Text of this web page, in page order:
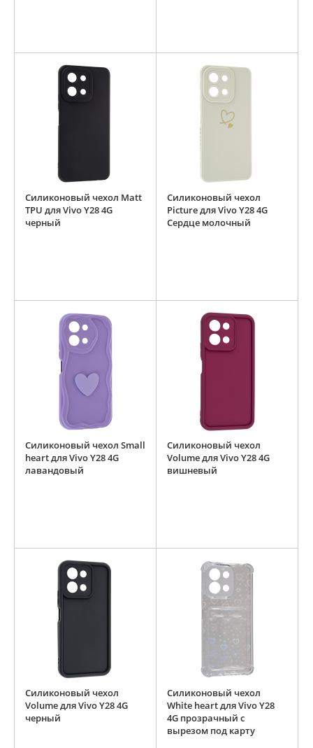
Силиконовый чехол Matt
TPU для Vivo Y28 4G
черный
Силиконовый чехол
Picture для Vivo Y28 4G
Сердце молочный
Силиконовый чехол Small
heart для Vivo Y28 4G
лавандовый
Силиконовый чехол
Volume для Vivo Y28 4G
вишневый
Силиконовый чехол
Volume для Vivo Y28 4G
черный
Силиконовый чехол
White heart для Vivo Y28
4G прозрачный с
вырезом под карту